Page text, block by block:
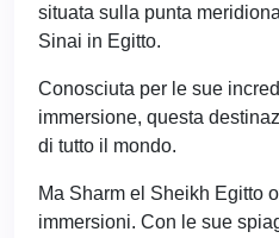
situata sulla punta
Sinai in Egitto.
Conosciuta per le sue
immersione, questa
di tutto il mondo.
Ma Sharm el Sheikh Egitto
immersioni. Con le sue